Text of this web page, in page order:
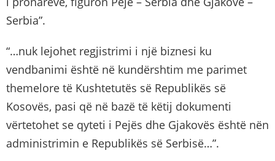
Serbia”.
“…nuk lejohet regjistrimi i një biznesi ku
vendbanimi është në kundërshtim me parimet
themelore të Kushtetutës së Republikës së
Kosovës, pasi që në bazë të këtij dokumenti
vërtetohet se qyteti i Pejës dhe Gjakovës është nën
administrimin e Republikës së Serbisë…”.